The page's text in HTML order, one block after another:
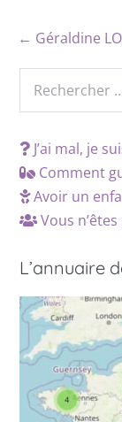
← Géraldine
J’ai mal, je
Comment
Avoir un
Vous
L’annuaire